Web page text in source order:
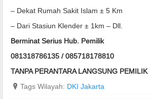
– Dekat Rumah Sakit Islam ± 5 Km
– Dari Stasiun Klender ± 1km – Dll.
Berminat Serius Hub. Pemilik
081318786135 / 085718178810
TANPA PERANTARA LANGSUNG PEMILIK
? Tags Wilayah: DKI Jakarta